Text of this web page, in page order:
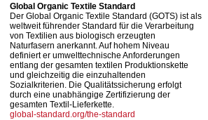
Global Organic Textile Standard
Der Global Organic Textile Standard (GOTS) ist als
weltweit führender Standard für die Verarbeitung
von Textilien aus biologisch erzeugten
Naturfasern anerkannt. Auf hohem Niveau
definiert er umwelttechnische Anforderungen
entlang der gesamten textilen Produktionskette
und gleichzeitig die einzuhaltenden
Sozialkriterien. Die Qualitätssicherung erfolgt
durch eine unabhängige Zertifizierung der
gesamten Textil-Lieferkette.
global-standard.org/the-standard